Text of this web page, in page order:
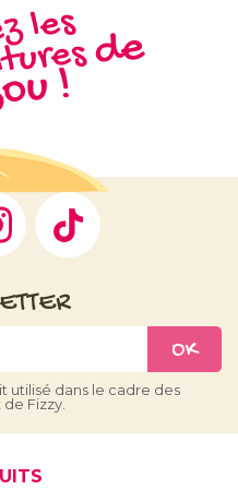
Instagram
les d
e
Fizz
!
utilisé dans le cadre des
Fizzy.